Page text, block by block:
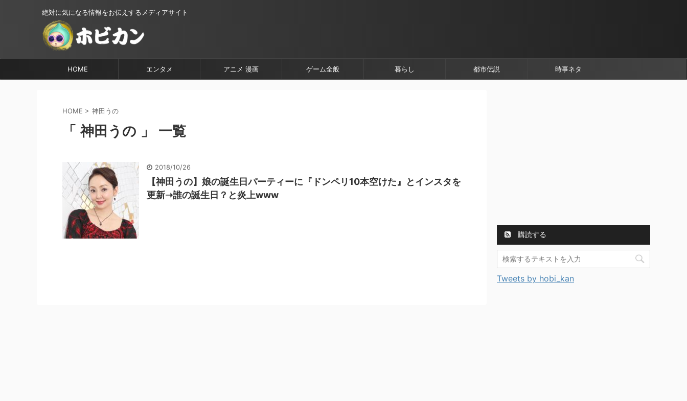
絶対に気になる情報をお伝えするメディアサイト
HOME エンタメ アニメ 漫画 ゲーム全般 暮らし 都市伝説 時事ネタ
HOME > 神田うの
「 神田うの 」 一覧
2018/10/26
【神田うの】娘の誕生日パーティーに『ドンペリ10本空けた』とインスタを
更新➝誰の誕生日？と炎上www
購読する
Tweets by hobi_kan